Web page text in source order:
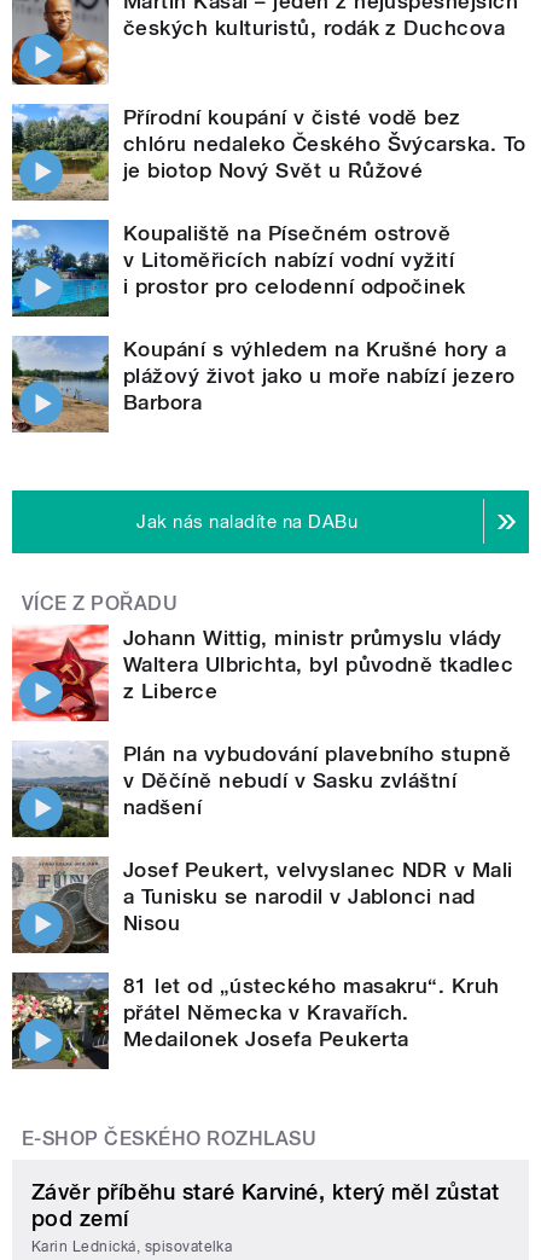
českých kulturistů, rodák z Duchcova
Přírodní koupání v čisté vodě bez
chlóru nedaleko Českého Švýcarska. To
je biotop Nový Svět u Růžové
Koupaliště na Písečném ostrově
v Litoměřicích nabízí vodní vyžití
i prostor pro celodenní odpočinek
Koupání s výhledem na Krušné hory a
plážový život jako u moře nabízí jezero
Barbora
Jak nás naladíte na DABu
VÍCE Z POŘADU
Johann Wittig, ministr průmyslu vlády
Waltera Ulbrichta, byl původně tkadlec
z Liberce
Plán na vybudování plavebního stupně
v Děčíně nebudí v Sasku zvláštní
nadšení
Josef Peukert, velvyslanec NDR v Mali
a Tunisku se narodil v Jablonci nad
Nisou
81 let od „ústeckého masakru“. Kruh
přátel Německa v Kravařích.
Medailonek Josefa Peukerta
E-SHOP ČESKÉHO ROZHLASU
Závěr příběhu staré Karviné, který měl zůstat
pod zemí
Karin Lednická, spisovatelka